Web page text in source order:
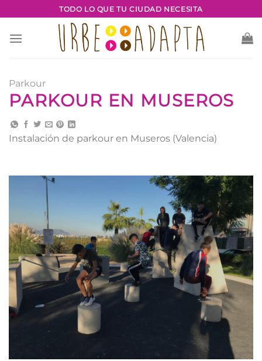
al
contenido
TODO LO QUE TU CIUDAD NECESITA
Parkour
PARKOUR EN MUSEROS
Instalación de parkour en Museros (Valencia)